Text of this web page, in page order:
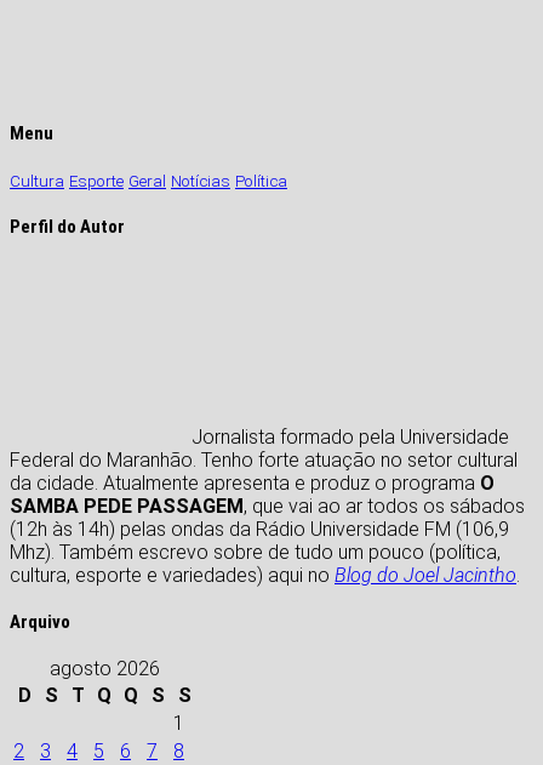
Menu
Cultura Esporte Geral Notícias Política
Perfil do Autor
Jornalista formado pela Universidade
Federal do Maranhão. Tenho forte atuação no setor cultural
da cidade. Atualmente apresenta e produz o programa O
SAMBA PEDE PASSAGEM, que vai ao ar todos os sábados
(12h às 14h) pelas ondas da Rádio Universidade FM (106,9
Mhz). Também escrevo sobre de tudo um pouco (política,
cultura, esporte e variedades) aqui no Blog do Joel Jacintho.
Arquivo
agosto 2026
D
S T Q Q S
S
1
2
3 4 5 6 7
8